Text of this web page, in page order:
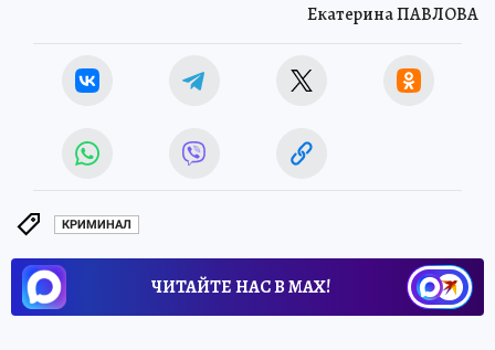
Екатерина ПАВЛОВА
КРИМИНАЛ
ЧИТАЙТЕ НАС В МАХ!